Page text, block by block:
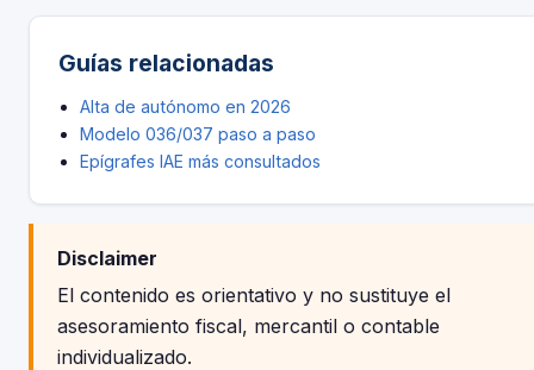
Guías relacionadas
Alta de autónomo en 2026
Modelo 036/037 paso a paso
Epígrafes IAE más consultados
Disclaimer
El contenido es orientativo y no sustituye el
asesoramiento fiscal, mercantil o contable
individualizado.